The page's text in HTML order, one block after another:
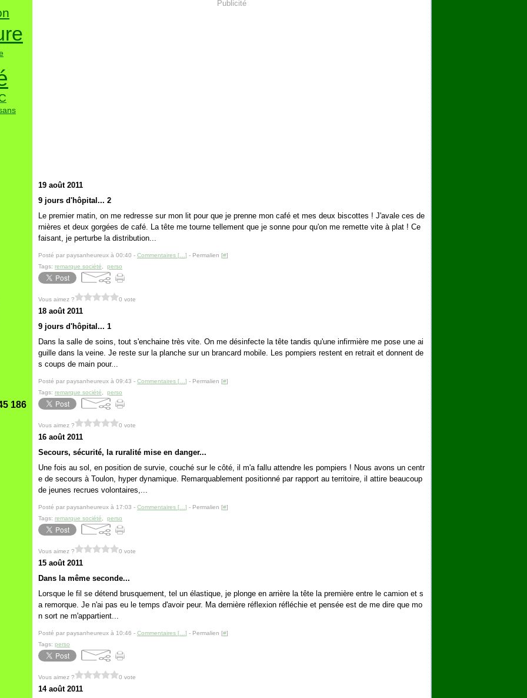
186
Publicité
19 août 2011
9 jours d'hôpital... 2
Le premier matin, on me redresse sur mon lit pour que je prenne mon café et mes deux biscottes ! J'avale ces de
rnières et deux gorgées de café. La tête me tourne tellement que je sonne pour qu'on me remette vite à plat ! Ce
faisant, je perturbe la distribution...
Posté par paysanheureux à 00:40 - Commentaires [ ] - Permalien [#]
Tags: remarque société perso
Vous aimez ? 0 vote
18 août 2011
9 jours d'hôpital... 1
Dans la salle de soins, tout s'enchaine très vite. On me désinfecte la tête tandis qu'une infirmière me pose une ai
guille dans la veine. Je reste sur la planche sur un brancard mobile. Les pompiers restent en retrait et donnent de
s coups de main pour...
Posté par paysanheureux à 09:43 - Commentaires [ ] - Permalien [#]
Tags: remarque société perso
Vous aimez ? 0 vote
16 août 2011
Secours, sécurité, la ruralité mise en danger...
Une fois au sol, en position de survie, couché sur le côté, il m'a fallu attendre les pompiers ! Nous avons un centr
e de secours à Toulon, hyper dynamique. Remarquablement positionné par rapport au territoire, il attire beaucoup
de jeunes recrues volontaires,...
Posté par paysanheureux à 17:03 - Commentaires [ ] - Permalien [#]
Tags: remarque société perso
Vous aimez ? 0 vote
15 août 2011
Dans la même seconde...
Lorsque le fil se détend brusquement, tel un élastique, je plonge en arrière la tête la première entre le camion et s
a remorque. Je n'ai pas eu le temps d'avoir peur. Ma dernière réflexion réfléchie et pensée est de me dire que mo
n sort ne m'appartient...
Posté par paysanheureux à 10:46 - Commentaires [ ] - Permalien [#]
Tags: perso
Vous aimez ? 0 vote
14 août 2011